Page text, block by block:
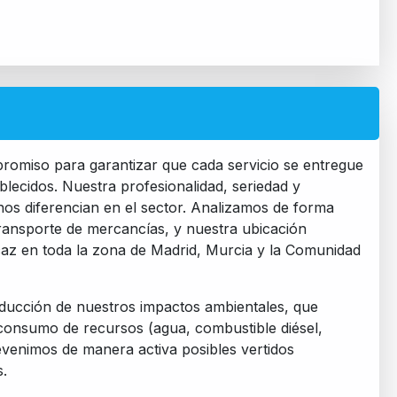
para garantizar que cada servicio se entregue
Nuestra profesionalidad, seriedad y
diferencian en el sector. Analizamos de forma
de mercancías, y nuestra ubicación
en toda la zona de Madrid, Murcia y la Comunidad
de nuestros impactos ambientales, que
de recursos (agua, combustible diésel,
de manera activa posibles vertidos